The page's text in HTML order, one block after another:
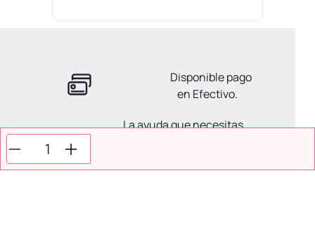
Disponible pago
en Efectivo.
La ayuda que necesitas
Todos tus pagos son